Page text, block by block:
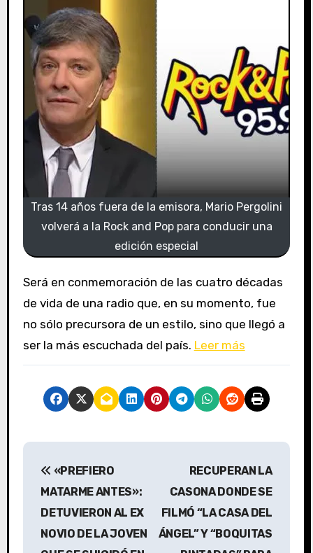
Tras 14 años fuera de la emisora, Mario Pergolini
volverá a la Rock and Pop para conducir una
edición especial
Será en conmemoración de las cuatro décadas
de vida de una radio que, en su momento, fue
no sólo precursora de un estilo, sino que llegó a
ser la más escuchada del país. Leer más
N
«PREFIERO
MATARME ANTES»:
DETUVIERON AL EX
NOVIO DE LA JOVEN
RECUPERAN LA
CASONA DONDE SE
FILMÓ “LA CASA DEL
ÁNGEL” Y “BOQUITAS